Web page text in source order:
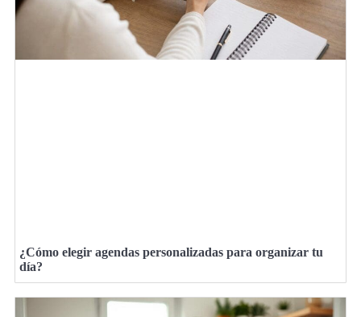
¿Cómo elegir agendas personalizadas para organizar tu
día?